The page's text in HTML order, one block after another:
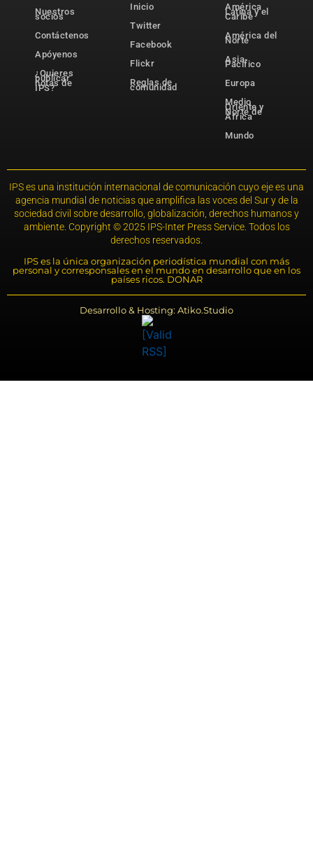
Nuestros
socios
Contáctenos
Apóyenos
¿Quieres
publicar
notas de
IPS?
Inicio
Twitter
Facebook
Flickr
Reglas de
comunidad
América
Latina y el
Caribe
América del
Norte
Asia-
Pacífico
Europa
Medio
Oriente y
Norte de
África
Mundo
IPS es una institución internacional de comunicación cuyo eje es una
agencia mundial de noticias que amplifica las voces del Sur y de la
sociedad civil sobre desarrollo, globalización, derechos humanos y
ambiente. Copyright © 2025 IPS-Inter Press Service. Todos los
derechos reservados.
IPS es la única organización periodística mundial con más
personal y corresponsales en el mundo en desarrollo que en los
países ricos. DONAR
Desarrollo & Hosting: Atiko.Studio